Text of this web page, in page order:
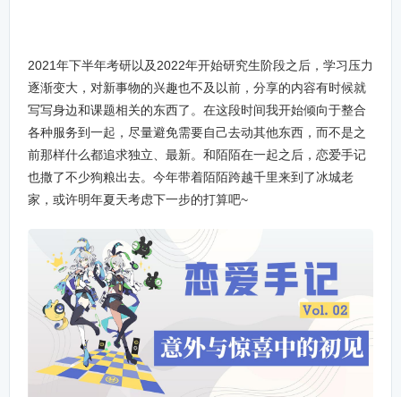
2021年下半年考研以及2022年开始研究生阶段之后，学习压力
逐渐变大，对新事物的兴趣也不及以前，分享的内容有时候就
写写身边和课题相关的东西了。在这段时间我开始倾向于整合
各种服务到一起，尽量避免需要自己去动其他东西，而不是之
前那样什么都追求独立、最新。和陌陌在一起之后，恋爱手记
也撒了不少狗粮出去。今年带着陌陌跨越千里来到了冰城老
家，或许明年夏天考虑下一步的打算吧~